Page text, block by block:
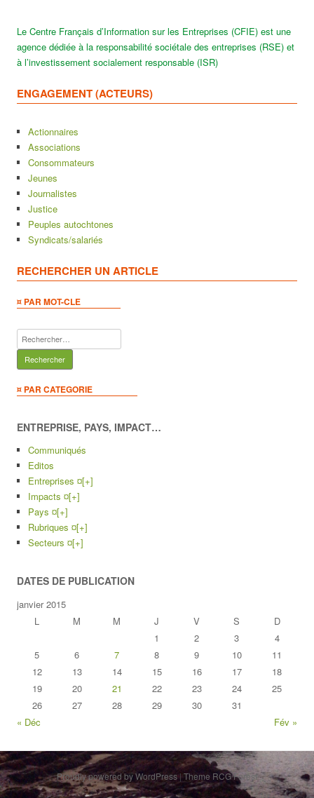
Le Centre Français d’Information sur les Entreprises (CFIE) est une
agence dédiée à la responsabilité sociétale des entreprises (RSE) et
à l’investissement socialement responsable (ISR)
ENGAGEMENT (ACTEURS)
Actionnaires
Associations
Consommateurs
Jeunes
Journalistes
Justice
Peuples autochtones
Syndicats/salariés
RECHERCHER UN ARTICLE
¤ PAR MOT-CLE
Rechercher :
¤ PAR CATEGORIE
ENTREPRISE, PAYS, IMPACT…
Communiqués
Editos
Entreprises ¤[+]
Impacts ¤[+]
Pays ¤[+]
Rubriques ¤[+]
Secteurs ¤[+]
DATES DE PUBLICATION
janvier 2015
L
M M J V S
D
1
2 3
4
5
6 7 8 9 10
11
12
13 14 15 16 17
18
19
20 21 22 23 24
25
26
27 28 29 30
31
« Déc
Fév »
Proudly powered by WordPress| Theme RCG Forest